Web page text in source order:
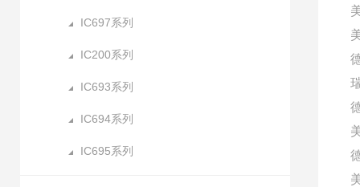
IC697系列
IC200系列
IC693系列
IC694系列
IC695系列